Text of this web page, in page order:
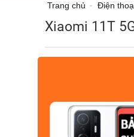
Trang chủ - Điện
Xiaomi 11T